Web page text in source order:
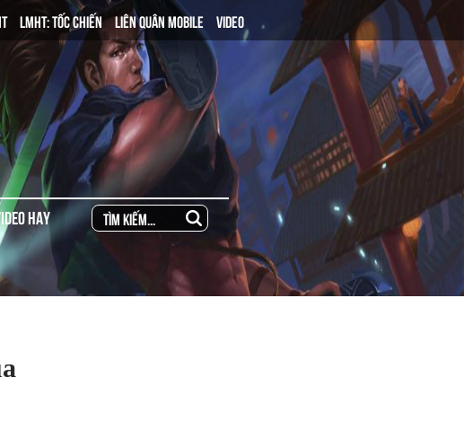
LMHT: TỐC CHIẾN LIÊN QUÂN MOBILE VIDEO
HAY